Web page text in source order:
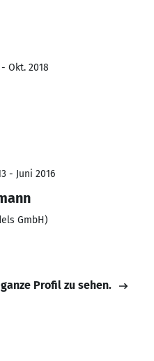
Okt. 2018
- Juni 2016
GmbH)
Profil zu sehen.